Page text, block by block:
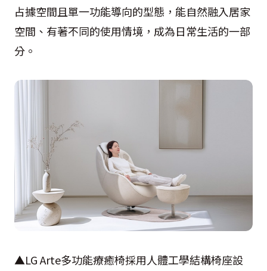
占據空間且單一功能導向的型態，能自然融入居家
空間、有著不同的使用情境，成為日常生活的一部
分。
▲LG Arte多功能療癒椅採用人體工學結構椅座設